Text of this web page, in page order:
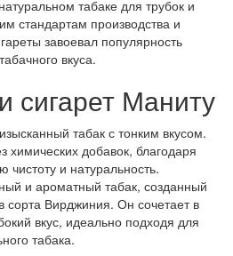
табаке для трубок и
стандартам производства и
завоевал популярность
вкуса.
сигарет Маниту
табак с тонким вкусом.
химических добавок, благодаря
чистоту и натуральность.
и ароматный табак, созданный
сорта Вирджиния. Он сочетает в
вкус, идеально подходя для
табака.